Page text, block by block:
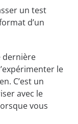
un test
d’un
dernière
le
C’est un
avec le
vous